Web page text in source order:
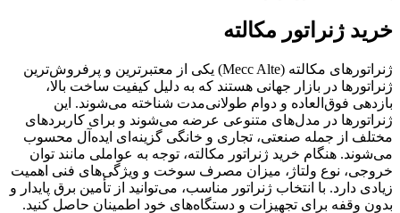
خرید ژنراتور مکالته
ژنراتورهای مکالته (Mecc Alte) یکی از معتبرترین و پرفروش‌ترین
ژنراتورها در بازار جهانی هستند که به دلیل کیفیت ساخت بالا،
بازدهی فوق‌العاده و دوام طولانی‌مدت شناخته می‌شوند. این
ژنراتورها در مدل‌های متنوعی عرضه می‌شوند و برای کاربردهای
مختلف از جمله صنعتی، تجاری و خانگی گزینه‌ای ایده‌آل محسوب
می‌شوند. هنگام خرید ژنراتور مکالته، توجه به عواملی مانند توان
خروجی، نوع ولتاژ، میزان مصرف سوخت و ویژگی‌های فنی اهمیت
زیادی دارد. با انتخاب ژنراتور مناسب، می‌توانید از تأمین برق پایدار و
بدون وقفه برای تجهیزات و دستگاه‌های خود اطمینان حاصل کنید.